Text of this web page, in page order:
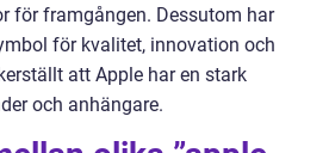
för framgången. Dessutom har
för kvalitet, innovation och
att Apple har en stark
och anhängare.